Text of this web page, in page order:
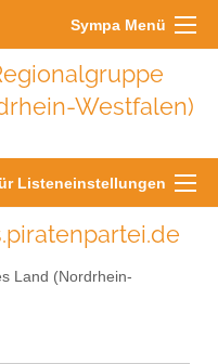
Sympa Menü
Westfalen)
Listeneinstellungen
Land (Nordrhein-